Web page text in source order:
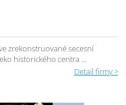
zrekonstruované secesní
historického centra ...
Detail firmy >